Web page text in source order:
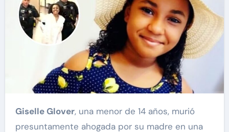
Giselle Glover, una menor de 14 años, murió
presuntamente ahogada por su madre en una